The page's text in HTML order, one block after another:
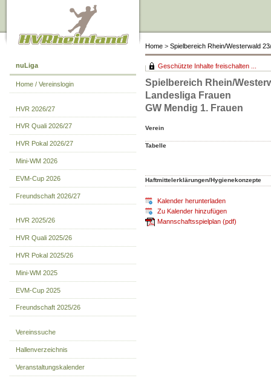
Home > Spielbereich Rhein/Westerwald
nuLiga
Home / Vereinslogin
HVR 2026/27
HVR Quali 2026/27
HVR Pokal 2026/27
Mini-WM 2026
EVM-Cup 2026
Freundschaft 2026/27
HVR 2025/26
HVR Quali 2025/26
HVR Pokal 2025/26
Mini-WM 2025
EVM-Cup 2025
Freundschaft 2025/26
Vereinssuche
Hallenverzeichnis
Veranstaltungskalender
Geschützte Inhalte freischalten ...
Spielbereich Rhein/
Landesliga Frauen
GW Mendig 1. Frauen
Verein
Tabelle
Haftmittelerklärungen/Hygienekonzepte
Kalender herunterladen
Zu Kalender hinzufügen
Mannschaftsspielplan (pdf)